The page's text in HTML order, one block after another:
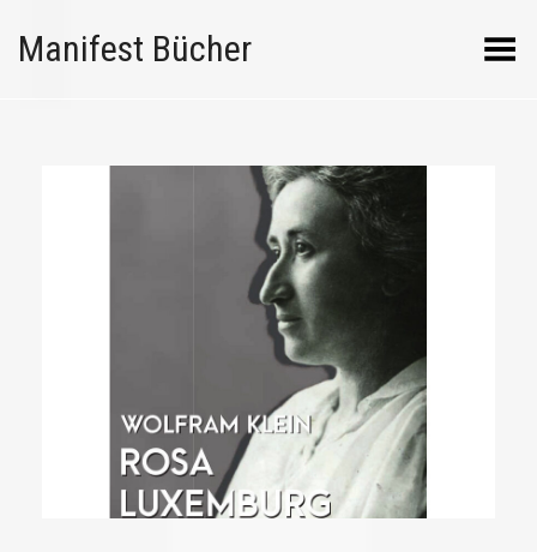
Manifest Bücher Menü umschalten